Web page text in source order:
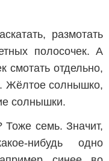
размотать
полосочек. А
смотать отдельно,
Жёлтое солнышко,
солнышки.
Тоже семь. Значит,
нибудь одно